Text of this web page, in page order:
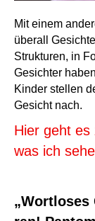
Mit einem
überall
Strukturen, in
Gesichter
Kinder stellen
Gesicht nach.
Hier geht es
was ich
„Wortloses